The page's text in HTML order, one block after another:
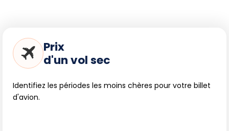
Prix
d'un vol sec
Identifiez les périodes les moins chères pour votre billet
d'avion.